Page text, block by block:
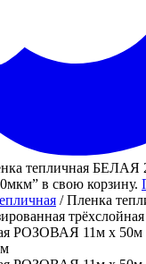
тепличная БЕЛАЯ
в свою корзину.
/ Пленка